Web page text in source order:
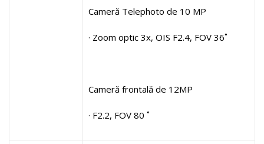
Cameră Telephoto de 10 MP
· Zoom optic 3x, OIS F2.4, FOV 36˚
Cameră frontală de 12MP
· F2.2, FOV 80 ˚